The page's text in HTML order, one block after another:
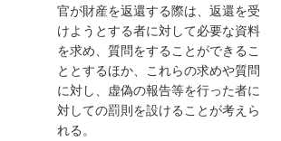
官が財産を返還する際は、返還を受
けようとする者に対して必要な資料
を求め、質問をすることができるこ
ととするほか、これらの求めや質問
に対し、虚偽の報告等を行った者に
対しての罰則を設けることが考えら
れる。